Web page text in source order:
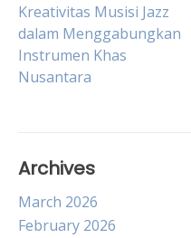
Post
navigation
Kreativitas Musisi Jazz
dalam Menggabungkan
Instrumen Khas
Nusantara
Archives
March 2026
February 2026